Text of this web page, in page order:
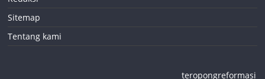
Sitemap
Tentang kami
teropongreformasi